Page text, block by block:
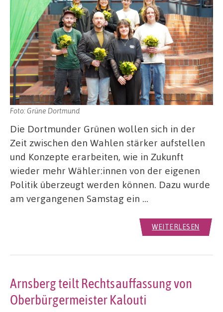
Foto: Grüne Dortmund
Die Dortmunder Grünen wollen sich in der
Zeit zwischen den Wahlen stärker aufstellen
und Konzepte erarbeiten, wie in Zukunft
wieder mehr Wähler:innen von der eigenen
Politik überzeugt werden können. Dazu wurde
am vergangenen Samstag ein …
WEITERLESEN
Arnsberg teilt Rechtsauffassung von
Oberbürgermeister Kalouti